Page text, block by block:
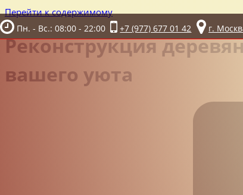
Перейти к содержимому
Пн. - Вс.: 08:00 - 22:00 +7 (977) 677 01 42 г.
Реконструкция
вашего уюта